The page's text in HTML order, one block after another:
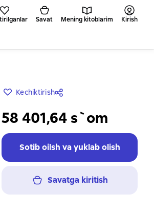
Savat Mening kitoblarim Kirish
Kechiktirish
58 401,64 s`om
Sotib oilsh va yuklab olish
Savatga kiritish